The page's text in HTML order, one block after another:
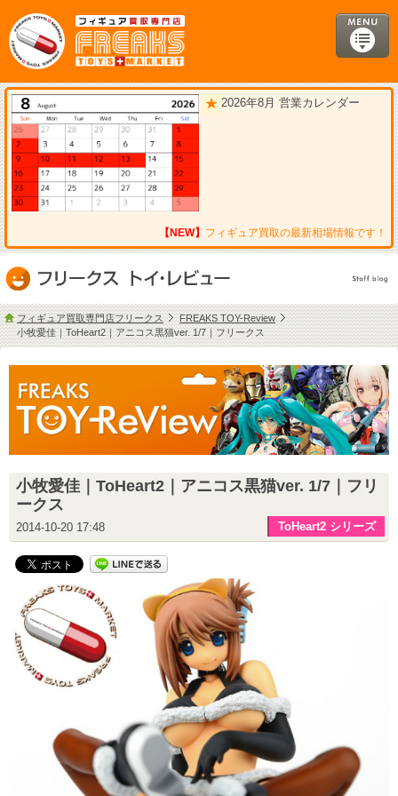
2026年8月 営業カレンダー
【NEW】 フィギュア買取の最新相場情報です！
フィギュア買取専門店フリークス
FREAKS TOY-Review
小牧愛佳｜ToHeart2｜アニコス黒猫ver. 1/7｜フリークス
小牧愛佳｜ToHeart2｜アニコス黒猫ver. 1/7｜フリ
ークス
2014-10-20 17:48 ToHeart2 シリーズ